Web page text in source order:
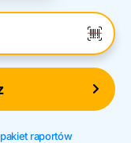
raportów